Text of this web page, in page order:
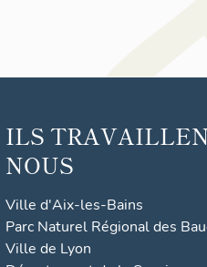
ILS
NOUS
Ville d'Aix-les-Bains
Parc Naturel Régional des
Ville de Lyon